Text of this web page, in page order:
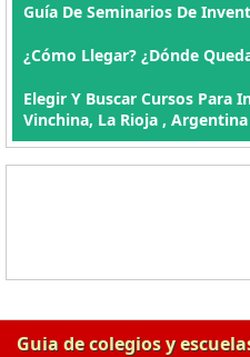
Guía De Seminarios De
¿Cómo Llegar? ¿Dónde
Elegir Y Buscar Cursos Para
Vinchina, La Rioja , Argentina
Guia de colegios y